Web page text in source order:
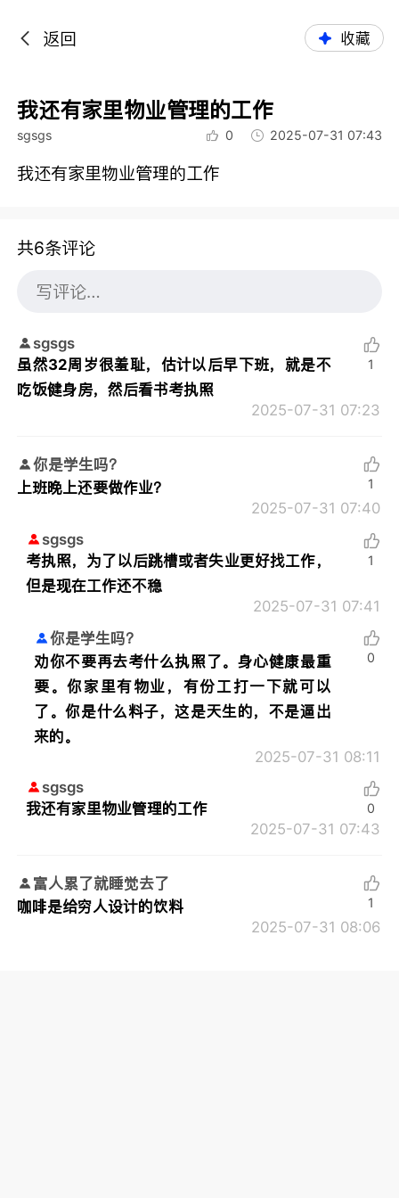
返回 收藏
我还有家里物业管理的工作
sgsgs 0 2025-07-31 07:43
我还有家里物业管理的工作
共6条评论
sgsgs
虽然32周岁很羞耻，估计以后早下班，就是不
吃饭健身房，然后看书考执照
2025-07-31 07:23
1
你是学生吗？
上班晚上还要做作业？
2025-07-31 07:40
1
sgsgs
考执照，为了以后跳槽或者失业更好找工作，
但是现在工作还不稳
2025-07-31 07:41
1
你是学生吗？
劝你不要再去考什么执照了。身心健康最重
要。你家里有物业，有份工打一下就可以
了。你是什么料子，这是天生的，不是逼出
来的。
2025-07-31 08:11
0
sgsgs
我还有家里物业管理的工作
2025-07-31 07:43
0
富人累了就睡觉去了
咖啡是给穷人设计的饮料
2025-07-31 08:06
1